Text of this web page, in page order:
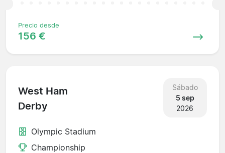
Precio desde
156 €
West Ham
Derby
Sábado
5 sep
2026
Olympic Stadium
Championship